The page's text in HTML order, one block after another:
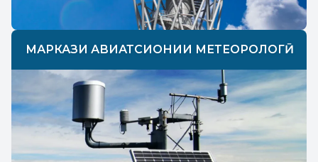
МАРКАЗИ АВИАТСИОНИИ МЕТЕОРОЛОГӢ